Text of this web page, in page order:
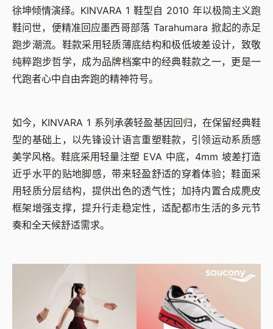
徐坤倾情演绎。KINVARA 1 鞋型自 2010 年以极简主义跑
鞋问世，便精准回应墨西哥部落 Tarahumara 掀起的赤足
跑步潮流。鞋款采用轻质薄底结构和极低坡差设计，致敬
纯粹跑步哲学，成为品牌档案中的经典鞋款之一，更是一
代跑者心中自由奔跑的精神符号。
如今，KINVARA 1 系列承袭轻盈基因回归，在保留经典鞋
型的基础上，以先锋设计语言重塑鞋款，引领运动系质感
美学风格。鞋底采用轻量注塑 EVA 中底，4mm 坡差打造
近乎水平的贴地脚感，带来轻盈舒适的穿着体验；鞋面采
用轻质分层结构，提供出色的透气性；加持内置合成麂皮
框架增强支撑，提升行走稳定性，适配都市生活的多元节
奏和全天候舒适需求。